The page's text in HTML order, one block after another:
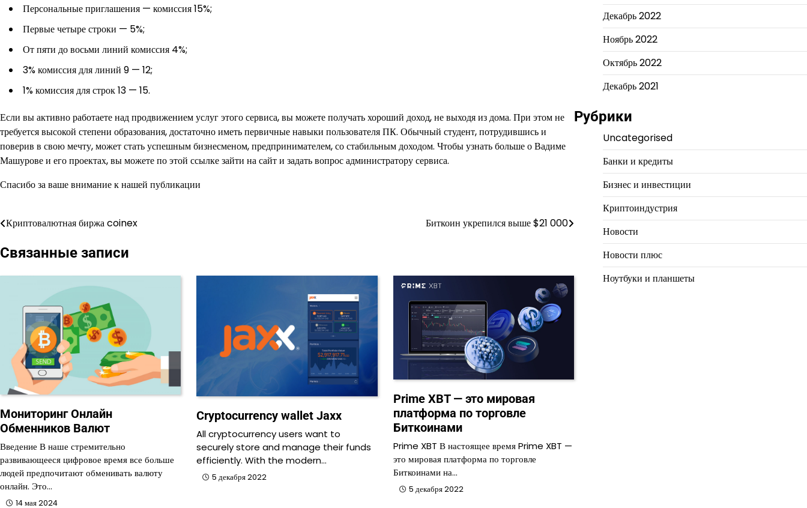
Персональные приглашения — комиссия 15%;
Первые четыре строки — 5%;
От пяти до восьми линий комиссия 4%;
3% комиссия для линий 9 — 12;
1% комиссия для строк 13 — 15.
Если вы активно работаете над продвижением услуг этого сервиса, вы можете получать хороший доход, не выходя из дома. При этом не
требуется высокой степени образования, достаточно иметь первичные навыки пользователя ПК. Обычный студент, потрудившись и
поверив в свою мечту, может стать успешным бизнесменом, предпринимателем, со стабильным доходом. Чтобы узнать больше о Вадиме
Машурове и его проектах, вы можете по этой ссылке зайти на сайт и задать вопрос администратору сервиса.
Спасибо за ваше внимание к нашей публикации
Навигация
по
Криптовалютная биржа coinex Биткоин укрепился выше $21 000
Связанные записи
Мониторинг Онлайн
Обменников Валют
Введение В наше стремительно
развивающееся цифровое время все больше
людей предпочитают обменивать валюту
онлайн. Это…
14 мая 2024
Cryptocurrency wallet Jaxx
All cryptocurrency users want to
securely store and manage their funds
efficiently. With the modern…
5 декабря 2022
Prime XBT — это мировая
платформа по торговле
Биткоинами
Prime XBT В настоящее время Prime XBT —
это мировая платформа по торговле
Биткоинами на…
5 декабря 2022
Декабрь 2022
Ноябрь 2022
Октябрь 2022
Декабрь 2021
Рубрики
Uncategorised
Банки и кредиты
Бизнес и инвестиции
Криптоиндустрия
Новости
Новости плюс
Ноутбуки и планшеты